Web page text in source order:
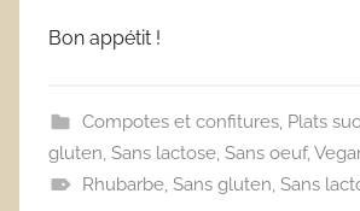
Bon appétit !
Compotes et confitures, Plats
gluten Sans lactose Sans oeuf,
Rhubarbe, Sans gluten Sans